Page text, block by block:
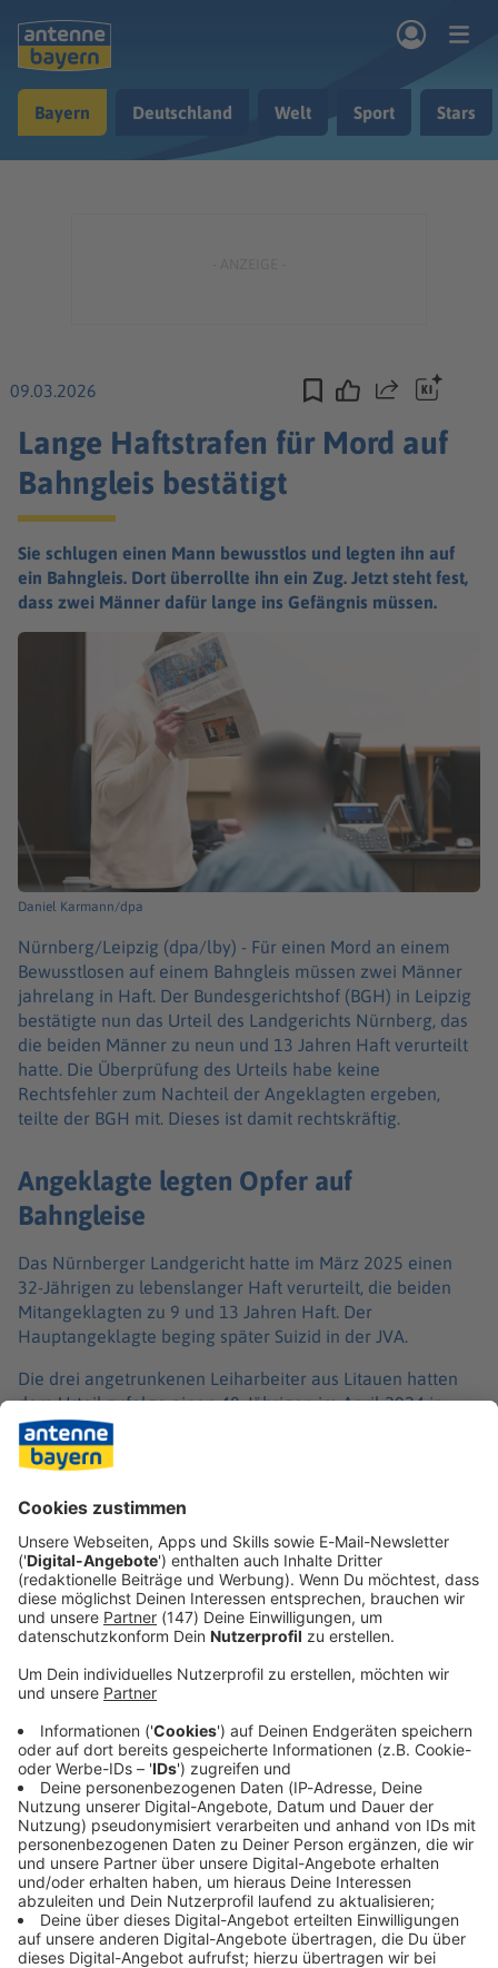
Musik & Radio
Bayern Deutschland Welt Sport Stars
09.03.2026 Teilen
Lange Haftstrafen für Mord auf
Bahngleis bestätigt
Sie schlugen einen Mann bewusstlos und legten ihn auf
ein Bahngleis. Dort überrollte ihn ein Zug. Jetzt steht fest,
dass zwei Männer dafür lange ins Gefängnis müssen.
Daniel Karmann/dpa
Nürnberg/Leipzig (dpa/lby) - Für einen Mord an einem
Bewusstlosen auf einem Bahngleis müssen zwei Männer
jahrelang in Haft. Der Bundesgerichtshof (BGH) in Leipzig
bestätigte nun das Urteil des Landgerichts Nürnberg, das
die beiden Männer zu neun und 13 Jahren Haft verurteilt
hatte. Die Überprüfung des Urteils habe keine
Rechtsfehler zum Nachteil der Angeklagten ergeben,
teilte der BGH mit. Dieses ist damit rechtskräftig.
Angeklagte legten Opfer auf
Bahngleise
Das Nürnberger Landgericht hatte im März 2025 einen
32-Jährigen zu lebenslanger Haft verurteilt, die beiden
Mitangeklagten zu 9 und 13 Jahren Haft. Der
Hauptangeklagte beging später Suizid in der JVA.
Die drei angetrunkenen Leiharbeiter aus Litauen hatten
dem Urteil zufolge einen 48-Jährigen im April 2024 in
einer Monteurunterkunft in Neumarkt in der Oberpfalz
nach einem Streit zu Boden geschlagen. Danach
schleppten sie ihn zu der nahe gelegenen Bahnstrecke,
legten ihn auf ein Gleis und schlugen ihn bewusstlos.